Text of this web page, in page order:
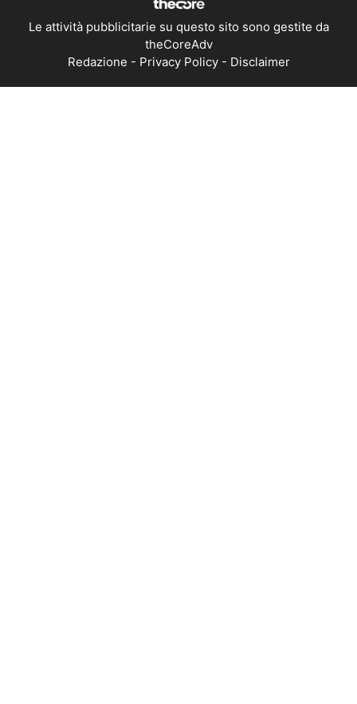
Le attività pubblicitarie su questo sito sono gestite da
theCoreAdv
Redazione - Privacy Policy- Disclaimer